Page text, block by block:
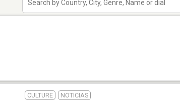
CULTURE
NOTICIAS